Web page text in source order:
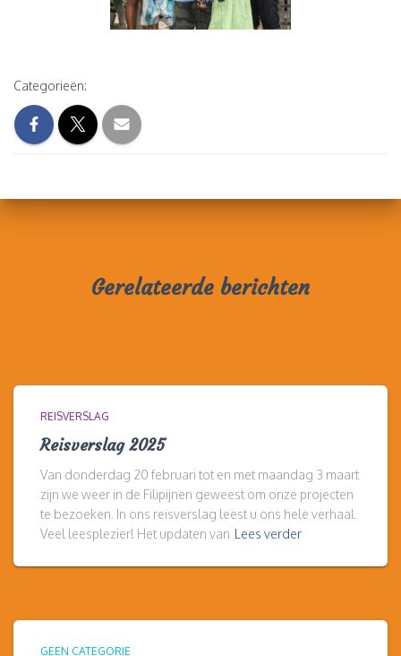
Categorieën:
Gerelateerde berichten
REISVERSLAG
Reisverslag 2025
Van donderdag 20 februari tot en met maandag 3 maart
zijn we weer in de Filipijnen geweest om onze projecten
te bezoeken. In ons reisverslag leest u ons hele verhaal.
Veel leesplezier! Het updaten van Lees verder
GEEN CATEGORIE